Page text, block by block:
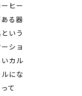
ヒー
る器
いう
ショ
カル
にな
て